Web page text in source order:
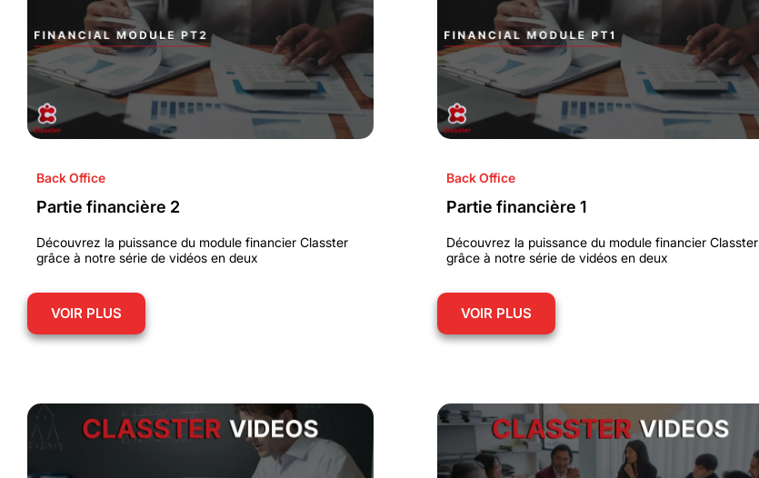
Back Office
Partie financière 2
Découvrez la puissance du module financier Classter
grâce à notre série de vidéos en deux
VOIR PLUS
Back Office
Partie financière 1
Découvrez la puissance du module financier Classter
grâce à notre série de vidéos en deux
VOIR PLUS